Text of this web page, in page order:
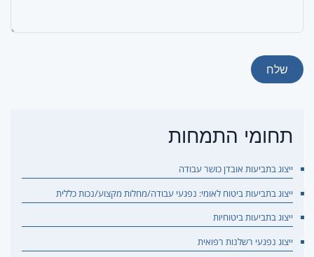
שלח
תחומי התמחות
ייצוג בתביעות אובדן כושר עבודה
ייצוג בתביעות ביטוח לאומי: נפגעי עבודה/מחלות מקצוע/נכות כללית
ייצוג בתביעות ביטוחיות
ייצוג נפגעי רשלנות רפואית